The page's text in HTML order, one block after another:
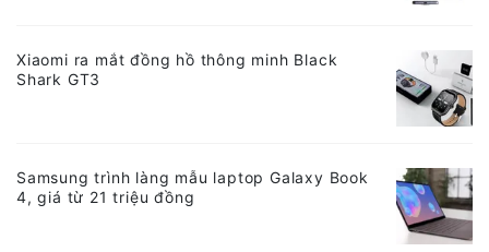
Xiaomi ra mắt đồng hồ thông minh Black
Shark GT3
Samsung trình làng mẫu laptop Galaxy Book
4, giá từ 21 triệu đồng